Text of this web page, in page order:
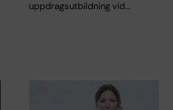
uppdragsutbildning vid…